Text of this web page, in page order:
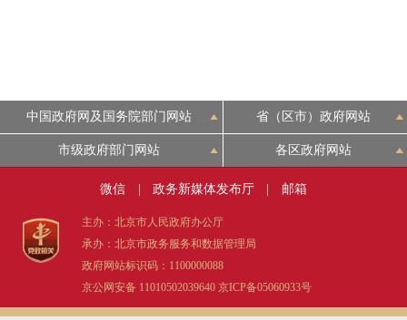
中国政府网及国务院部门网站 省（区市）政府网站
市级政府部门网站 各区政府网站
微信 政务新媒体发布厅 邮箱
主办：北京市人民政府办公厅
承办：北京市政务服务和数据管理局
政府网站标识码：1100000088
京公网安备 11010502039640 京ICP备05060933号